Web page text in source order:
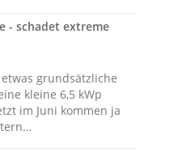
- schadet extreme
grundsätzliche
kleine 6,5 kWp
im Juni kommen ja